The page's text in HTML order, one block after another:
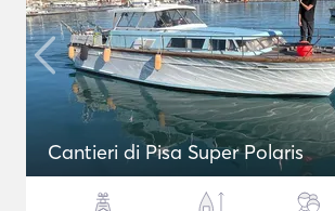
Cantieri di Pisa Super Polaris